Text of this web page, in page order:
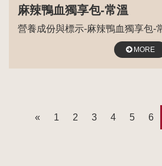
麻辣鴨血獨享包-常溫
營養成份與標示-麻辣鴨血獨享包-
MORE
« 1 2 3 4 5 6